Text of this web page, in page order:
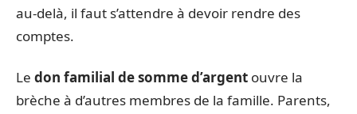
au-delà, il faut s’attendre à devoir rendre des
comptes.
Le don familial de somme d’argent ouvre la
brèche à d’autres membres de la famille. Parents,